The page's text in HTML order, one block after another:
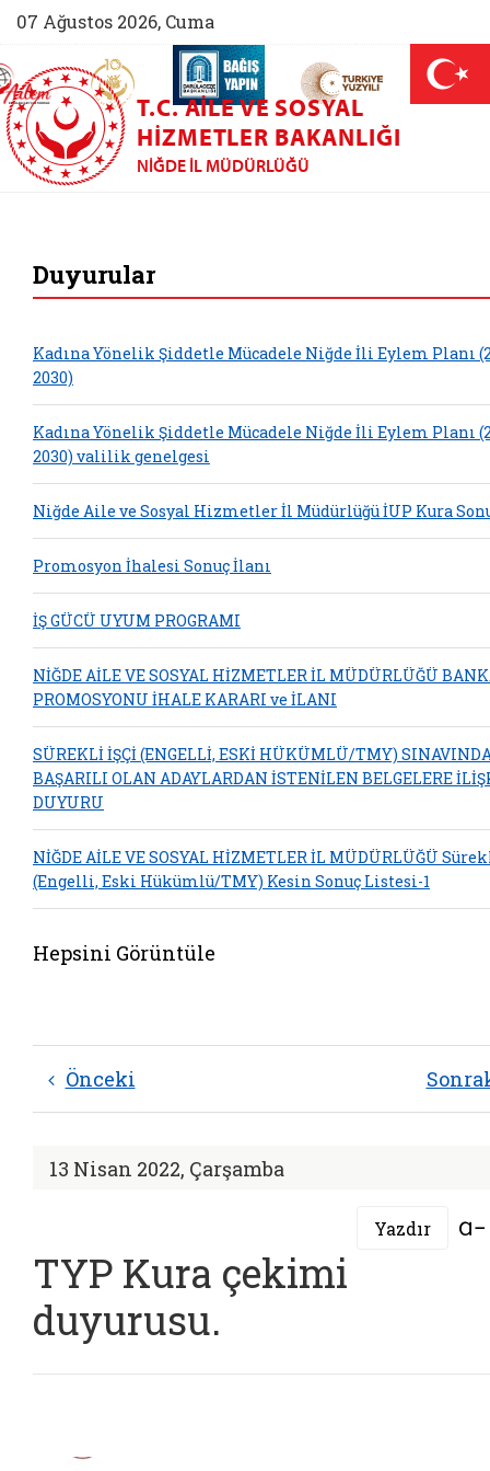
07 Ağustos 2026, Cuma
(yeni sekmede açılır)
AİLEM İletişim Merkezi (yeni sekmede açılır)
Aile ve Nüfus On Yılı (yeni sekmede açılır)
Darülaceze bağış sayfası (yeni
T.C. AILE VE SOSYAL
HIZMETLER BAKANLIĞI
NIĞDE İL MÜDÜRLÜĞÜ
Duyurular
Kadına Yönelik Şiddetle Mücadele Niğde İli Eylem Planı
2030)
Kadına Yönelik Şiddetle Mücadele Niğde İli Eylem Planı
2030) valilik genelgesi
Niğde Aile ve Sosyal Hizmetler İl Müdürlüğü İUP Kura
Promosyon İhalesi Sonuç İlanı
İŞ GÜCÜ UYUM PROGRAMI
NİĞDE AİLE VE SOSYAL HİZMETLER İL MÜDÜRLÜĞÜ
PROMOSYONU İHALE KARARI ve İLANI
SÜREKLİ İŞÇİ (ENGELLİ, ESKİ HÜKÜMLÜ/TMY)
BAŞARILI OLAN ADAYLARDAN İSTENİLEN BELGELERE
DUYURU
NİĞDE AİLE VE SOSYAL HİZMETLER İL MÜDÜRLÜĞÜ
(Engelli, Eski Hükümlü/TMY) Kesin Sonuç Listesi-1
Hepsini Görüntüle
Önceki
13 Nisan 2022, Çarşamba
Yazdır
TYP Kura çekimi
duyurusu.